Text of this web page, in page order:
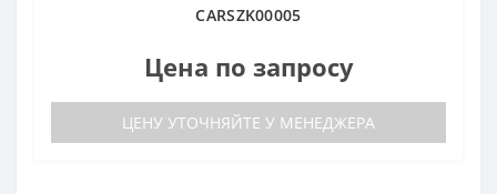
CARSZK00005
Цена по запросу
ЦЕНУ УТОЧНЯЙТЕ У МЕНЕДЖЕРА